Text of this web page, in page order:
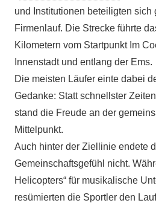
und Institutionen beteiligten sich
Firmenlauf. Die Strecke führte
Kilometern vom Startpunkt Im
Innenstadt und entlang der Ems.
Die meisten Läufer einte dabei
Gedanke: Statt schnellster
stand die Freude an der
Mittelpunkt.
Auch hinter der Ziellinie endete
Gemeinschaftsgefühl nicht.
Helicopters“ für musikalische
resümierten die Sportler den